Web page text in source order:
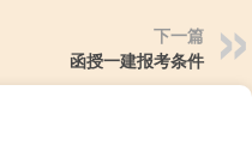
下一篇
函授一建报考条件